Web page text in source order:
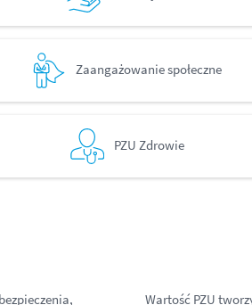
Zaangażowanie społeczne
PZU Zdrowie
Wartość PZU